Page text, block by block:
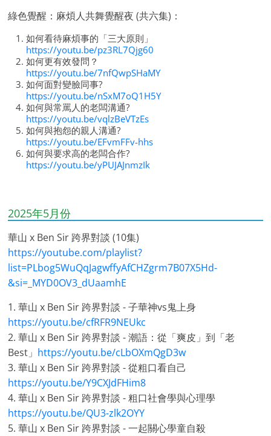
綠色覺醒：麻煩人共舞覺醒夜 (共六集)：
如何看待麻煩事的「三大原則」
https://youtu.be/pz3RL7Qjg60
如何更有效發問？
https://youtu.be/7nfQwpSHaMY
如何面對變臉同事?
https://youtu.be/nSxM7oQ1H5Y
如何與常罵人的老闆溝通?
https://youtu.be/vqlzBeVTzEs
如何與抱怨的親人溝通?
https://youtu.be/EFvmFFv-hhs
如何與要求高的老闆合作?
https://youtu.be/yPUJAJnmzIk
2025年5月份
華山 x Ben Sir 跨界對談 (10集)
https://youtube.com/playlist?
list=PLbog5WuQqJagwffyAfCHZgrm7B07X5Hd-
&si=_MYD0OV3_dUaamhE
1. 華山 x Ben Sir 跨界對談 - 子華神vs鬼上身
https://youtu.be/cfRFR9NEUkc
2. 華山 x Ben Sir 跨界對談 - 潮語：從「爽皮」到「老
Best」 https://youtu.be/cLbOXmQgD3w
3. 華山 x Ben Sir 跨界對談 - 從粗口看自己
https://youtu.be/Y9CXJdFHim8
4. 華山 x Ben Sir 跨界對談 - 粗口社會學與心理學
https://youtu.be/QU3-zlk2OYY
5. 華山 x Ben Sir 跨界對談 - 一起關心學童自殺